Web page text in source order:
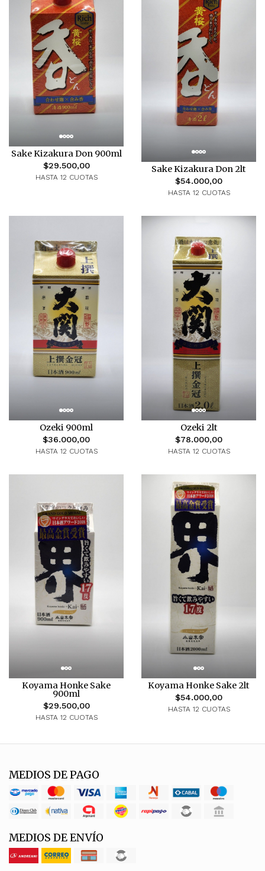
Sake Kizakura Don 900ml
$29.500,00
HASTA 12 CUOTAS
Sake Kizakura Don 2lt
$54.000,00
HASTA 12 CUOTAS
Ozeki 900ml
$36.000,00
HASTA 12 CUOTAS
Ozeki 2lt
$78.000,00
HASTA 12 CUOTAS
Koyama Honke Sake
900ml
$29.500,00
HASTA 12 CUOTAS
Koyama Honke Sake 2lt
$54.000,00
HASTA 12 CUOTAS
MEDIOS DE PAGO
MEDIOS DE ENVÍO